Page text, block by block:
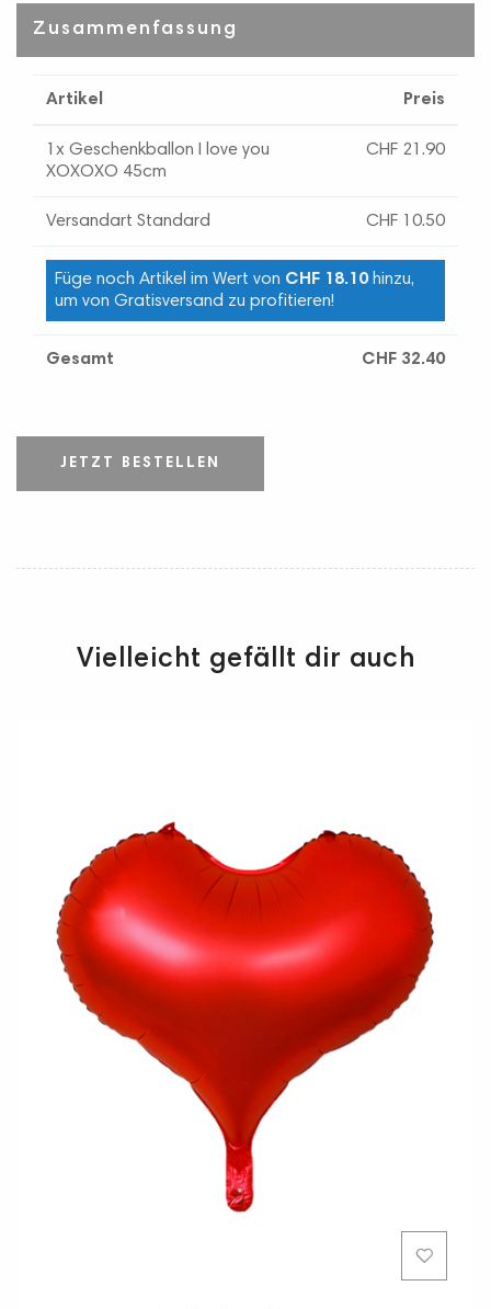
Zusammenfassung
Artikel Preis
1x Geschenkballon I love you
XOXOXO 45cm
CHF 21.90
Versandart Standard CHF 10.50
Füge noch Artikel im Wert von CHF 18.10hinzu,
um von Gratisversand zu profitieren!
Gesamt CHF 32.40
JETZT BESTELLEN
Vielleicht gefällt dir auch